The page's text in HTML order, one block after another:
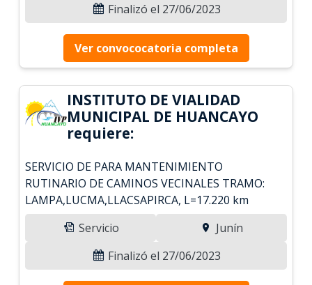
Finalizó el 27/06/2023
Ver convococatoria completa
INSTITUTO DE VIALIDAD
MUNICIPAL DE HUANCAYO
requiere:
SERVICIO DE PARA MANTENIMIENTO
RUTINARIO DE CAMINOS VECINALES TRAMO:
LAMPA,LUCMA,LLACSAPIRCA, L=17.220 km
Servicio
Junín
Finalizó el 27/06/2023